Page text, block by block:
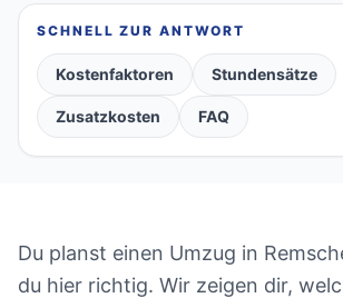
SCHNELL ZUR ANTWORT
Kostenfaktoren Stundensätze
Zusatzkosten FAQ
Du planst einen Umzug in
du hier richtig. Wir zeigen dir,